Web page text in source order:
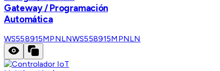
Gateway / Programación
Automática
WS558915MPNLNWS558915MPNLN